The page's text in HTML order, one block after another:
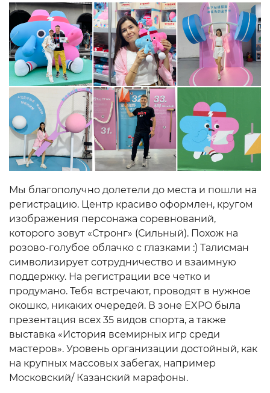
Мы благополучно долетели до места и пошли на
регистрацию. Центр красиво оформлен, кругом
изображения персонажа соревнований,
которого зовут «Стронг» (Сильный). Похож на
розово-голубое облачко с глазками :) Талисман
символизирует сотрудничество и взаимную
поддержку. На регистрации все четко и
продумано. Тебя встречают, проводят в нужное
окошко, никаких очередей. В зоне EXPO была
презентация всех 35 видов спорта, а также
выставка «История всемирных игр среди
мастеров». Уровень организации достойный, как
на крупных массовых забегах, например
Московский/ Казанский марафоны.